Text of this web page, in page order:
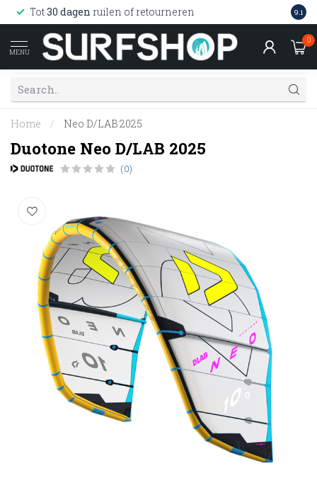
Tot30 dagen ruilen of retourneren 9.1
MENU
0
Home / Neo D/LAB 2025
Duotone Neo D/LAB 2025
(0)